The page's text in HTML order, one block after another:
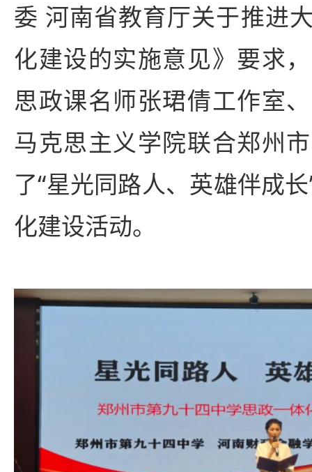
委 河南省教育厅关于推进
化建设的实施意见》要求
思政课名师张珺倩工作室
马克思主义学院联合郑州
了“星光同路人、英雄伴成
化建设活动。